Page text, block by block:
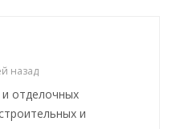
назад
отделочных
и